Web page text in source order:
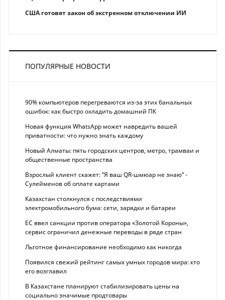
США готовят закон об экстренном отключении ИИ
ПОПУЛЯРНЫЕ НОВОСТИ
90% компьютеров перегреваются из-за этих банальных
ошибок: как быстро охладить домашний ПК
Новая функция WhatsApp может навредить вашей
приватности: что нужно знать каждому
Новый Алматы: пять городских центров, метро, трамваи и
общественные пространства
Взрослый клиент скажет: “Я ваш QR-шмюар не знаю“ -
Сулейменов об оплате картами
Казахстан столкнулся с последствиями
электромобильного бума: сети, зарядки и батареи
ЕС ввел санкции против оператора «Золотой Короны»,
сервис ограничил денежные переводы в ряде стран
Льготное финансирование необходимо как никогда
Появился свежий рейтинг самых умных городов мира: кто
его возглавил
В Казахстане планируют стабилизировать цены на
социально значимые продтовары